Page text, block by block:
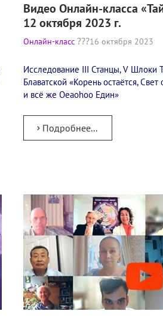
Видео Онлайн-класса
12 октября 2023 г.
Онлайн-класс 16 октября 2023
Исследование III Станцы, V Шлоки
Блаватской «Корень остаётся, Свет
и всё же Oeaohoo Един»
Подробнее...